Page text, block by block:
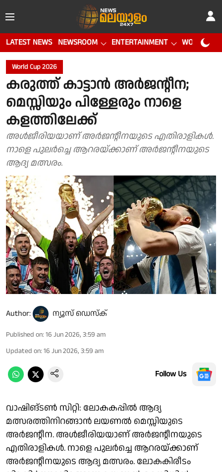
LATEST NEWS NEWSROOM ENTERTAINMENT WORLD CUP
World Cup 2026
കരുത്ത് കാട്ടാൻ അർജൻ്റീന;
മെസ്സിയും പിള്ളേരും നാളെ
കളത്തിലേക്ക്
അൾജീരിയയാണ് അർജൻ്റീനയുടെ എതിരാളികൾ.
നാളെ പുലർച്ചെ ആറരയ്ക്കാണ് അർജൻ്റീനയുടെ
ആദ്യ മത്സരം.
Author: ന്യൂസ് ഡെസ്ക്
Published on: 16 Jun 2026, 3:59 am
Updated on: 16 Jun 2026, 3:59 am
Follow Us
വാഷിങ്ടൺ സിറ്റി: ലോകകപ്പിൽ ആദ്യ
മത്സരത്തിനിറങ്ങാൻ ലയണൽ മെസ്സിയുടെ
അർജൻ്റീന. അൾജീരിയയാണ് അർജൻ്റീനയുടെ
എതിരാളികൾ. നാളെ പുലർച്ചെ ആറരയ്ക്കാണ്
അർജൻ്റീനയുടെ ആദ്യ മത്സരം. ലോകകിരീടം